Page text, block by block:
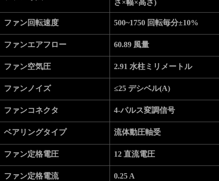
さ×幅×高さ)
ファン回転速度 500~1750 回転毎分±10%
ファンエアフロー 60.89 風量
ファン空気圧 2.91 水柱ミリメートル
ファンノイズ ≤25 デシベル(A)
ファンコネクタ 4-パルス変調信号
ベアリングタイプ 流体動圧軸受
ファン定格電圧 12 直流電圧
ファン定格電流 0.25 A